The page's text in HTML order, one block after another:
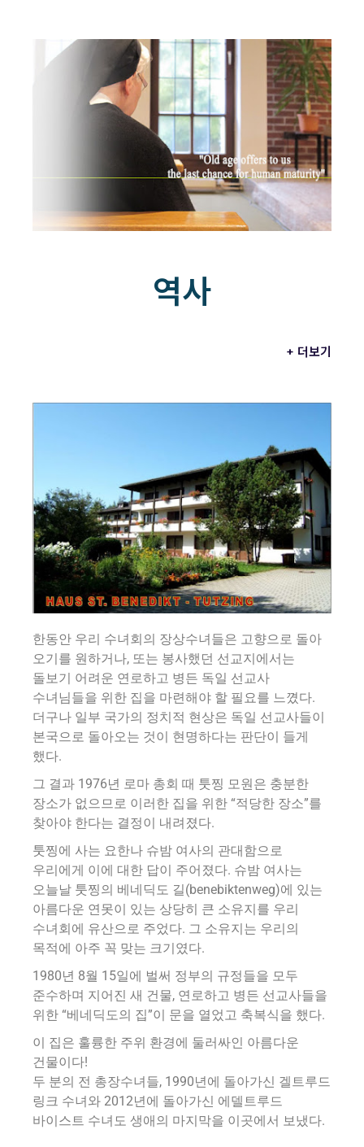
역사
+ 더보기
한동안 우리 수녀회의 장상수녀들은 고향으로 돌아
오기를 원하거나, 또는 봉사했던 선교지에서는
돌보기 어려운 연로하고 병든 독일 선교사
수녀님들을 위한 집을 마련해야 할 필요를 느꼈다.
더구나 일부 국가의 정치적 현상은 독일 선교사들이
본국으로 돌아오는 것이 현명하다는 판단이 들게
했다.
그 결과 1976년 로마 총회 때 툿찡 모원은 충분한
장소가 없으므로 이러한 집을 위한 “적당한 장소”를
찾아야 한다는 결정이 내려졌다.
툿찡에 사는 요한나 슈밤 여사의 관대함으로
우리에게 이에 대한 답이 주어졌다. 슈밤 여사는
오늘날 툿찡의 베네딕도 길(benebiktenweg)에 있는
아름다운 연못이 있는 상당히 큰 소유지를 우리
수녀회에 유산으로 주었다. 그 소유지는 우리의
목적에 아주 꼭 맞는 크기였다.
1980년 8월 15일에 벌써 정부의 규정들을 모두
준수하며 지어진 새 건물, 연로하고 병든 선교사들을
위한 “베네딕도의 집”이 문을 열었고 축복식을 했다.
이 집은 훌륭한 주위 환경에 둘러싸인 아름다운
건물이다!
두 분의 전 총장수녀들, 1990년에 돌아가신 겔트루드
링크 수녀와 2012년에 돌아가신 에델트루드
바이스트 수녀도 생애의 마지막을 이곳에서 보냈다.